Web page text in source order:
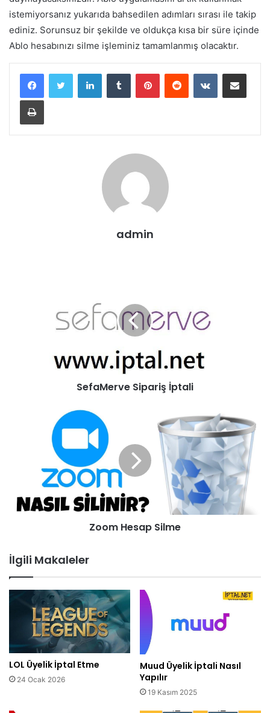
istemiyorsanız yukarıda bahsedilen adımları sırası ile takip
ediniz. Sorunsuz bir şekilde ve oldukça kısa bir süre içinde
Ablo hesabınızı silme işleminiz tamamlanmış olacaktır.
LinkedInTumblr PinterestReddit VKontakteE-Posta ile paylaş
Yazdır
admin
SefaMerve Sipariş İptali
Zoom Hesap Silme
İlgili Makaleler
LOL Üyelik İptal Etme
24 Ocak 2026
Muud Üyelik İptali Nasıl
Yapılır
19 Kasım 2025